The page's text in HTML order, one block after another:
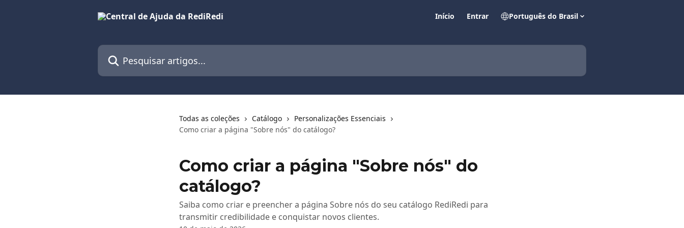
Início Entrar Português do Brasil
Pesquisar artigos...
Todas as coleções Catálogo
Personalizações Essenciais
Como criar a página "Sobre nós" do catálogo?
Como criar a página "Sobre nós" do
catálogo?
Saiba como criar e preencher a página Sobre nós do seu catálogo RediRedi para
transmitir credibilidade e conquistar novos clientes.